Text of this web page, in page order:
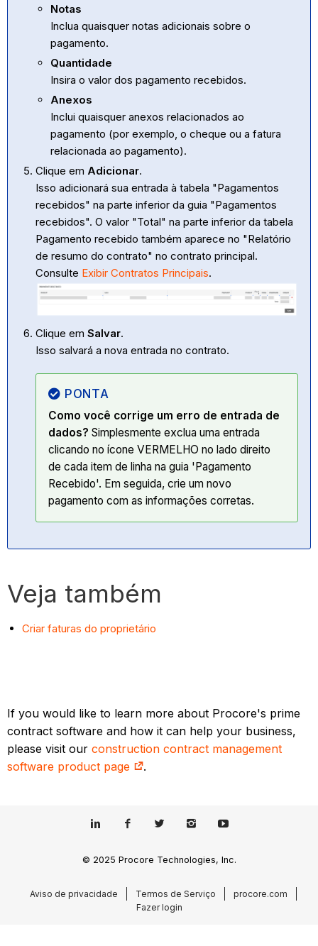
Notas
Inclua quaisquer notas adicionais sobre o
pagamento.
Quantidade
Insira o valor dos pagamento recebidos.
Anexos
Inclui quaisquer anexos relacionados ao
pagamento (por exemplo, o cheque ou a fatura
relacionada ao pagamento).
Clique em Adicionar.
Isso adicionará sua entrada à tabela "Pagamentos
recebidos" na parte inferior da guia "Pagamentos
recebidos". O valor "Total" na parte inferior da tabela
Pagamento recebido também aparece no "Relatório
de resumo do contrato" no contrato principal.
Consulte Exibir Contratos Principais.
Clique emSalvar.
Isso salvará a nova entrada no contrato.
PONTA
Como você corrige um erro de entrada de
dados?Simplesmente exclua uma entrada
clicando no ícone VERMELHO no lado direito
de cada item de linha na guia 'Pagamento
Recebido'. Em seguida, crie um novo
pagamento com as informações corretas.
Veja também
Criar faturas do proprietário
If you would like to learn more about Procore's prime
contract software and how it can help your business,
please visit ourconstruction contract management
software product page
.
© 2025 Procore Technologies, Inc.
Aviso de privacidade Termos de Serviço
procore.com
Fazer login